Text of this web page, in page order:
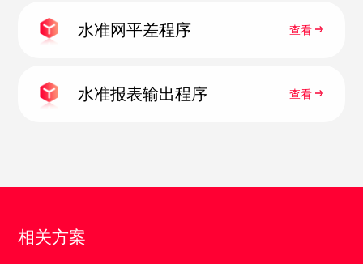
水准网平差程序 查看
水准报表输出程序 查看
相关方案